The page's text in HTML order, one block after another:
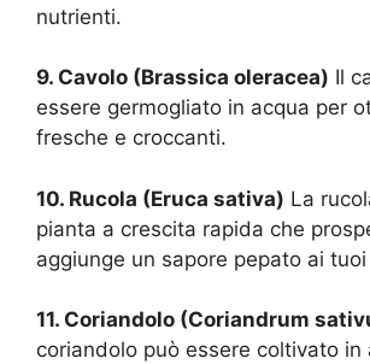
nutrienti.
9. Cavolo (Brassica oleracea) Il
essere germogliato in acqua per
fresche e croccanti.
10. Rucola (Eruca sativa) La
pianta a crescita rapida che
aggiunge un sapore pepato ai
11. Coriandolo (Coriandrum
coriandolo può essere coltivato in